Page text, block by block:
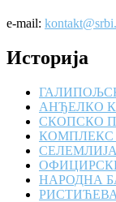
e-mail:
Историја
АНЂЕЛКО
СКОПСКО
КОМПЛЕКС
СЕЛЕМЛИЈА
НАРОДНА